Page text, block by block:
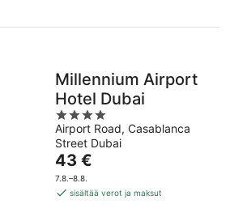
Millennium Airport
Hotel Dubai
4
out
of
5
Airport Road, Casablanca
Street Dubai
Hinta
on
43 €
43 €
7.8.–8.8.
sisältää verot ja maksut